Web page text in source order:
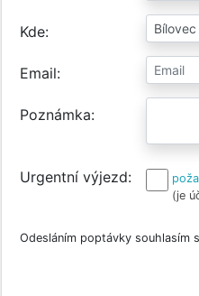
Kde
Email
Poznámka
Urgentní výjezd
(je
Odesláním poptávky souhlasím s